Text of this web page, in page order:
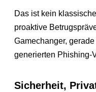
Das ist kein
proaktive
Gamechanger,
generierten Phishing-
Sicherheit,